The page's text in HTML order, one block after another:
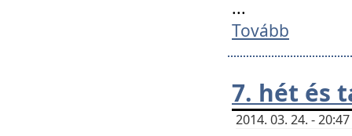
...
Tovább
7. hét és
2014. 03. 24. -